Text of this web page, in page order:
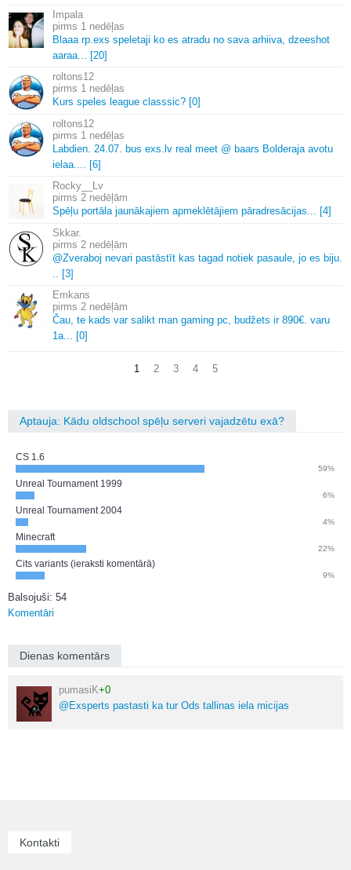
Impala
1 nedēļas
Blaaa rp. exs speletaji ko es atradu no sava arhiiva, dzeeshot
aaraa.
[20]
roltons12
1 nedēļas
Kurs speles league classsic? [0]
roltons12
1 nedēļas
Labdien. 24. 07. bus exs. lv real meet @ baars Bolderaja avotu
ielaa.
[6]
Rocky__Lv
2 nedēļām
Spēļu portāla jaunākajiem apmeklētājiem pāradresācijas.
[4]
Skkar.
2 nedēļām
@Zveraboj nevari pastāstīt kas tagad notiek pasaule, jo es biju.
[3]
Emkans
2 nedēļām
Čau, te kads var salikt man gaming pc, budžets ir 890€. varu
1a.
[0]
1 2 3 4 5
Aptauja: Kādu oldschool spēļu serveri vajadzētu exā?
CS 1.6
59%
Unreal Tournament 1999
6%
Unreal Tournament 2004
4%
Minecraft
22%
Cits variants (ieraksti komentārā)
9%
Balsojuši: 54
Komentāri
Dienas komentārs
pumasiK+0
@Exsperts pastasti ka tur Ods tallinas iela micijas
Kontakti